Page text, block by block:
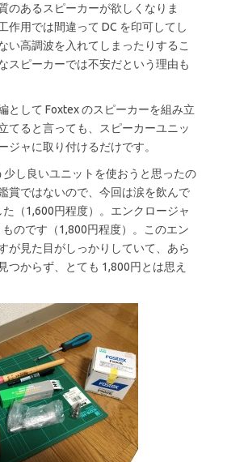
のあるスピーカーが欲しくなりま
作用では間違って DC を印可してし
い高調波を入れてしまったりするこ
スピーカーでは不安だという理由も
として Foxtex のスピーカーを組み立
てると言っても、スピーカーユニッ
ジャに取り付けるだけです。
少し良いユニットを使おうと思ったの
賞ではないので、今回は涙を飲んで
た（1,600円程度）。エンクロージャ
のです（1,800円程度）。このエン
が見た目がしっかりしていて、あら
つからず、とても 1,800円とは思え